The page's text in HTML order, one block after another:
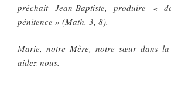
prêchait Jean-Baptiste, produire «
pénitence » (Math. 3, 8).
Marie, notre Mère, notre sœur dans la
aidez-nous.